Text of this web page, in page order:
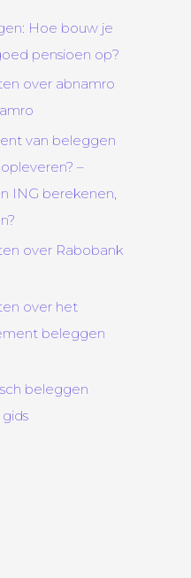
Hoe bouw je
pensioen op?
over abnamro
van beleggen
–
ING berekenen,
over Rabobank
over het
beleggen
beleggen